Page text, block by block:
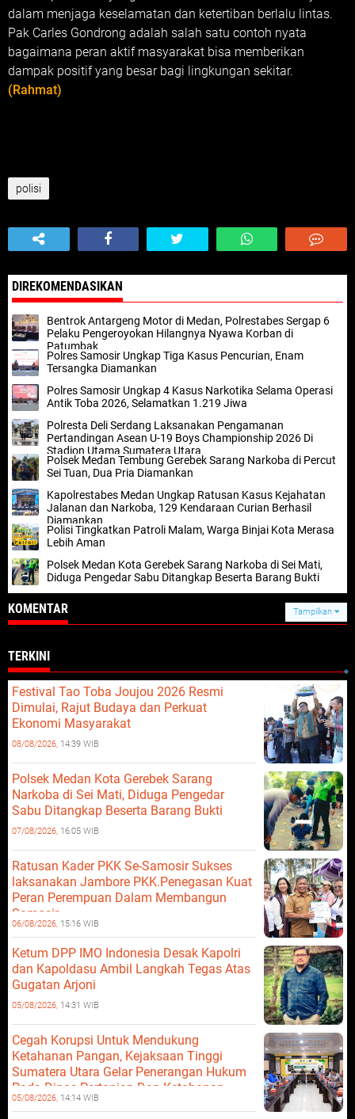
dalam menjaga keselamatan dan ketertiban berlalu lintas.
Pak Carles Gondrong adalah salah satu contoh nyata
bagaimana peran aktif masyarakat bisa memberikan
dampak positif yang besar bagi lingkungan sekitar.
(Rahmat)
polisi
DIREKOMENDASIKAN
Bentrok Antargeng Motor di Medan, Polrestabes Sergap 6
Pelaku Pengeroyokan Hilangnya Nyawa Korban di
Patumbak
Polres Samosir Ungkap Tiga Kasus Pencurian, Enam
Tersangka Diamankan
Polres Samosir Ungkap 4 Kasus Narkotika Selama Operasi
Antik Toba 2026, Selamatkan 1.219 Jiwa
Polresta Deli Serdang Laksanakan Pengamanan
Pertandingan Asean U-19 Boys Championship 2026 Di
Stadion Utama Sumatera Utara
Polsek Medan Tembung Gerebek Sarang Narkoba di Percut
Sei Tuan, Dua Pria Diamankan
Kapolrestabes Medan Ungkap Ratusan Kasus Kejahatan
Jalanan dan Narkoba, 129 Kendaraan Curian Berhasil
Diamankan
Polisi Tingkatkan Patroli Malam, Warga Binjai Kota Merasa
Lebih Aman
Polsek Medan Kota Gerebek Sarang Narkoba di Sei Mati,
Diduga Pengedar Sabu Ditangkap Beserta Barang Bukti
KOMENTAR Tampilkan
TERKINI
Festival Tao Toba Joujou 2026 Resmi
Dimulai, Rajut Budaya dan Perkuat
Ekonomi Masyarakat
08/08/2026, 14:39 WIB
Polsek Medan Kota Gerebek Sarang
Narkoba di Sei Mati, Diduga Pengedar
Sabu Ditangkap Beserta Barang Bukti
07/08/2026, 16:05 WIB
Ratusan Kader PKK Se-Samosir Sukses
laksanakan Jambore PKK.Penegasan Kuat
Peran Perempuan Dalam Membangun
Samosir.
06/08/2026, 15:16 WIB
Ketum DPP IMO Indonesia Desak Kapolri
dan Kapoldasu Ambil Langkah Tegas Atas
Gugatan Arjoni
05/08/2026, 14:31 WIB
Cegah Korupsi Untuk Mendukung
Ketahanan Pangan, Kejaksaan Tinggi
Sumatera Utara Gelar Penerangan Hukum
Pada Dinas Pertanian Dan Ketahanan
Pangan
05/08/2026, 14:14 WIB